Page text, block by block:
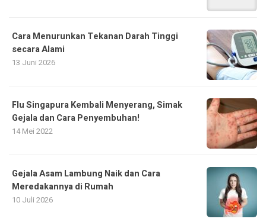
Cara Menurunkan Tekanan Darah Tinggi
secara Alami
13 Juni 2026
Flu Singapura Kembali Menyerang, Simak
Gejala dan Cara Penyembuhan!
14 Mei 2022
Gejala Asam Lambung Naik dan Cara
Meredakannya di Rumah
10 Juli 2026